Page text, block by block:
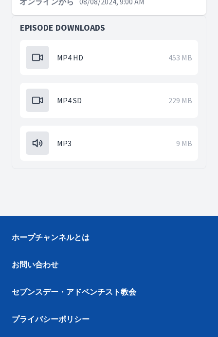
EPISODE DOWNLOADS
MP4 HD 453 MB
MP4 SD 229 MB
MP3 9 MB
ホープチャンネルとは
お問い合わせ
セブンスデー・アドベンチスト教会
プライバシーポリシー